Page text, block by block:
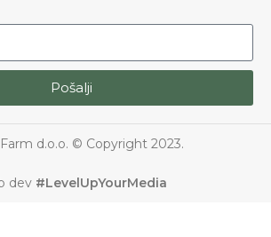
Pošalji
d.o.o. © Copyright 2023.
dev #LevelUpYourMedia